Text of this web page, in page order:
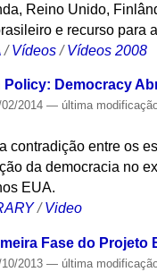
Reino Unido,
e recurso para
/Vídeos /Vídeos 2008
Policy: Democracy
02/2014— última
contradição entre os
da democracia no
EUA.
/Video
Fase do Projeto
10/2013— última